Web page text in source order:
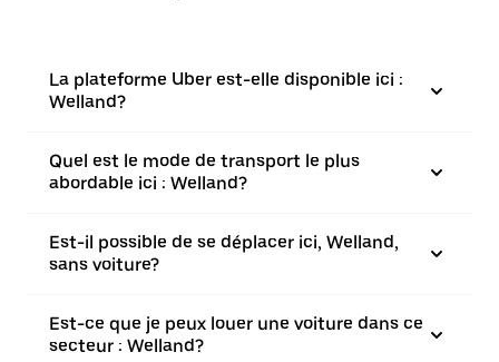
La plateforme Uber est-elle disponible ici :
Welland?
Quel est le mode de transport le plus
abordable ici : Welland?
Est-il possible de se déplacer ici, Welland,
sans voiture?
Est-ce que je peux louer une voiture dans ce
secteur : Welland?